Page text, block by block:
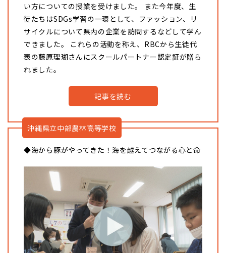
い方についての授業を受けました。 また今年度、生
徒たちはSDGs学習の一環として、ファッション、リ
サイクルについて県内の企業を訪問するなどして学ん
できました。 これらの活動を称え、RBCから生徒代
表の藤原理瑚さんにスクールパートナー認定証が贈ら
れました。
記事を読む
沖縄県立中部農林高等学校
◆海から豚がやってきた！海を越えてつながる心と命